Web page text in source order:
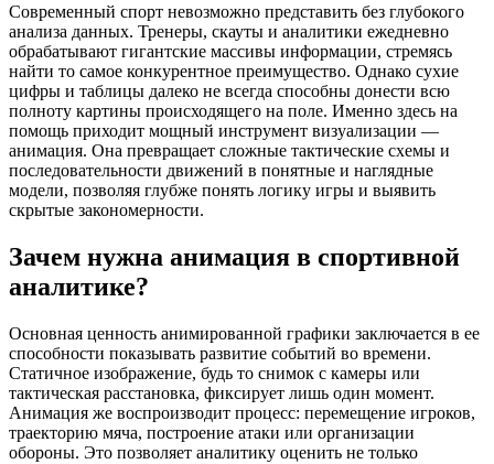
Современный спорт невозможно представить без глубокого
анализа данных. Тренеры, скауты и аналитики ежедневно
обрабатывают гигантские массивы информации, стремясь
найти то самое конкурентное преимущество. Однако сухие
цифры и таблицы далеко не всегда способны донести всю
полноту картины происходящего на поле. Именно здесь на
помощь приходит мощный инструмент визуализации —
анимация. Она превращает сложные тактические схемы и
последовательности движений в понятные и наглядные
модели, позволяя глубже понять логику игры и выявить
скрытые закономерности.
Зачем нужна анимация в спортивной
аналитике?
Основная ценность анимированной графики заключается в ее
способности показывать развитие событий во времени.
Статичное изображение, будь то снимок с камеры или
тактическая расстановка, фиксирует лишь один момент.
Анимация же воспроизводит процесс: перемещение игроков,
траекторию мяча, построение атаки или организации
обороны. Это позволяет аналитику оценить не только